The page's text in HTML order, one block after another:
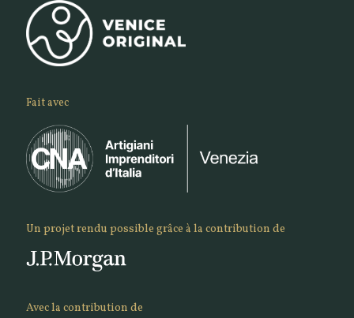
Fait avec
Un projet rendu possible grâce à la contribution de
Avec la contribution de